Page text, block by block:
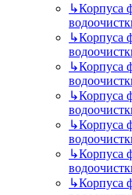
↳Корпуса
↳Корпуса
↳Корпуса
↳Корпуса
↳Корпуса
↳Корпуса
↳Корпуса